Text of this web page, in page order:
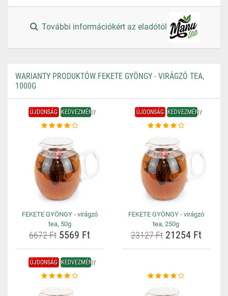
További információkért az eladótól
WARIANTY PRODUKTÓW FEKETE GYÖNGY - VIRÁGZÓ TEA,
1000G
ÚJDONSÁG KEDVEZMÉNY
FEKETE GYÖNGY - virágzó
tea, 50g
6672 Ft 5569 Ft
ÚJDONSÁG KEDVEZMÉNY
FEKETE GYÖNGY - virágzó
tea, 250g
23127 Ft21254 Ft
ÚJDONSÁG KEDVEZMÉNY